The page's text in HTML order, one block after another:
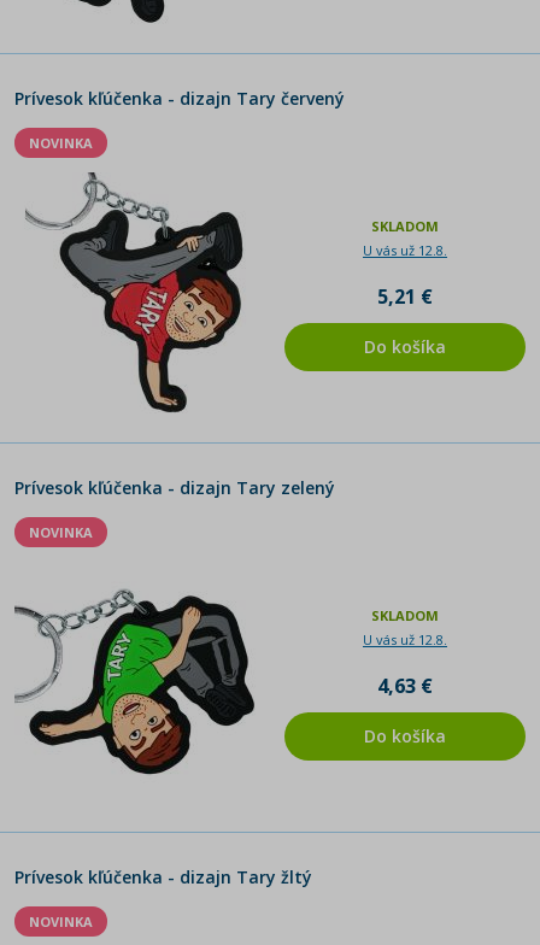
Prívesok kľúčenka - dizajn Tary červený
NOVINKA
SKLADOM
U vás už 12.8.
5,21 €
Do košíka
Prívesok kľúčenka - dizajn Tary zelený
NOVINKA
SKLADOM
U vás už 12.8.
4,63 €
Do košíka
Prívesok kľúčenka - dizajn Tary žltý
NOVINKA